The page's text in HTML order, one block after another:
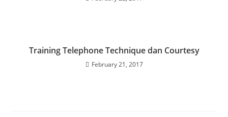
Training Telephone Technique dan Courtesy
February 21, 2017